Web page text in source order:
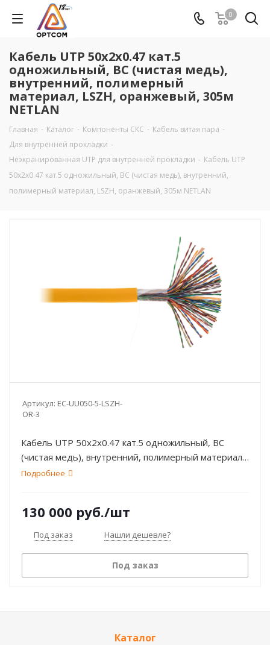
0
Кабель UTP 50х2х0.47 кат.5
одножильный, BC (чистая медь),
внутренний, полимерный
материал, LSZH, оранжевый, 305м
NETLAN
Главная - Каталог - Компоненты СКС - Кабель витая пара -
Для внутренней прокладки -
Неэкранированная UTP для внутренней прокладки - Кабель UTP
50х2х0.47 кат.5 одножильный, BC (чистая медь), внутренний,
полимерный материал, LSZH, оранжевый, 305м NETLAN
Артикул: EC-UU050-5-LSZH-
OR-3
Кабель UTP 50х2х0.47 кат.5 одножильный, BC
(чистая медь), внутренний, полимерный материал,
LSZH, оранжевый, 305м NETLAN
Подробнее
130 000 руб./шт
Под заказ Нашли дешевле?
Под заказ
Каталог